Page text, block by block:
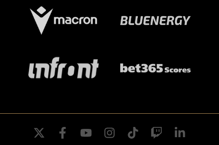
twitter facebookyoutube instagramtiktok twitch